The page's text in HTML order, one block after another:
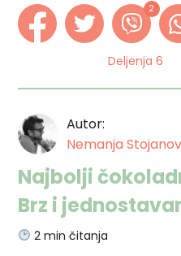
2
Deljenja 6
Autor:
Nemanja
Najbolji
Brz i
2 min čitanja